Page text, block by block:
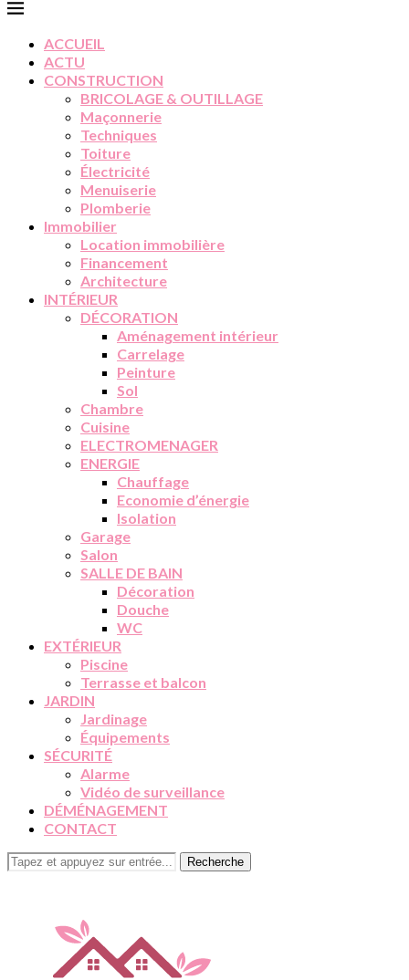
ACCUEIL
ACTU
CONSTRUCTION
BRICOLAGE & OUTILLAGE
Maçonnerie
Techniques
Toiture
Électricité
Menuiserie
Plomberie
Immobilier
Location immobilière
Financement
Architecture
INTÉRIEUR
DÉCORATION
Aménagement intérieur
Carrelage
Peinture
Sol
Chambre
Cuisine
ELECTROMENAGER
ENERGIE
Chauffage
Economie d’énergie
Isolation
Garage
Salon
SALLE DE BAIN
Décoration
Douche
WC
EXTÉRIEUR
Piscine
Terrasse et balcon
JARDIN
Jardinage
Équipements
SÉCURITÉ
Alarme
Vidéo de surveillance
DÉMÉNAGEMENT
CONTACT
Recherche